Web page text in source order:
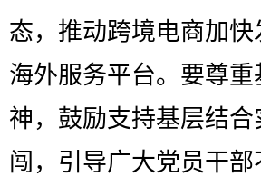
态，推动跨境电商加
海外服务平台。要尊
神，鼓励支持基层结
闯，引导广大党员干